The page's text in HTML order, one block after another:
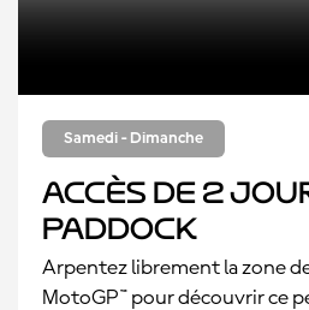
Samedi - Dimanche
Accès de 2
paddock
Arpentez librement la zone
MotoGP™ pour découvrir ce